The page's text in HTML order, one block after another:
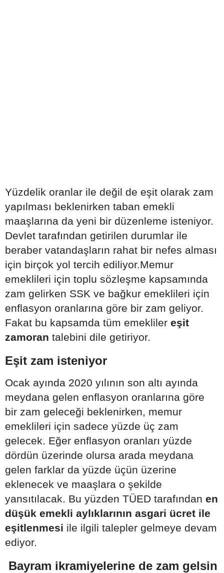
Yüzdelik oranlar ile değil de eşit olarak zam
yapılması beklenirken taban emekli
maaşlarına da yeni bir düzenleme isteniyor.
Devlet tarafından getirilen durumlar ile
beraber vatandaşların rahat bir nefes alması
için birçok yol tercih ediliyor.Memur
emeklileri için toplu sözleşme kapsamında
zam gelirken SSK ve bağkur emeklileri için
enflasyon oranlarına göre bir zam geliyor.
Fakat bu kapsamda tüm emekliler eşit
zamoran talebini dile getiriyor.
Eşit zam isteniyor
Ocak ayında 2020 yılının son altı ayında
meydana gelen enflasyon oranlarına göre
bir zam geleceği beklenirken, memur
emeklileri için sadece yüzde üç zam
gelecek. Eğer enflasyon oranları yüzde
dördün üzerinde olursa arada meydana
gelen farklar da yüzde üçün üzerine
eklenecek ve maaşlara o şekilde
yansıtılacak. Bu yüzden TÜED tarafından en
düşük emekli aylıklarının asgari ücret ile
eşitlenmesi ile ilgili talepler gelmeye devam
ediyor.
Bayram ikramiyelerine de zam gelsin